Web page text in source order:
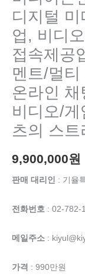
디지털
업, 비디
접속제공
멘트/멀
온라인
비디오/
츠의 스
9,900,000원
판매 대리인 : 기율
전화번호 : 02-782-
메일주소 :
가격 : 990만원